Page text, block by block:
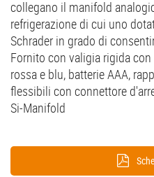
collegano il manifold
refrigerazione di cui uno
Schrader in grado di
Fornito con valigia rigida
rossa e blu, batterie AAA,
flessibili con connettore
Si-Manifold